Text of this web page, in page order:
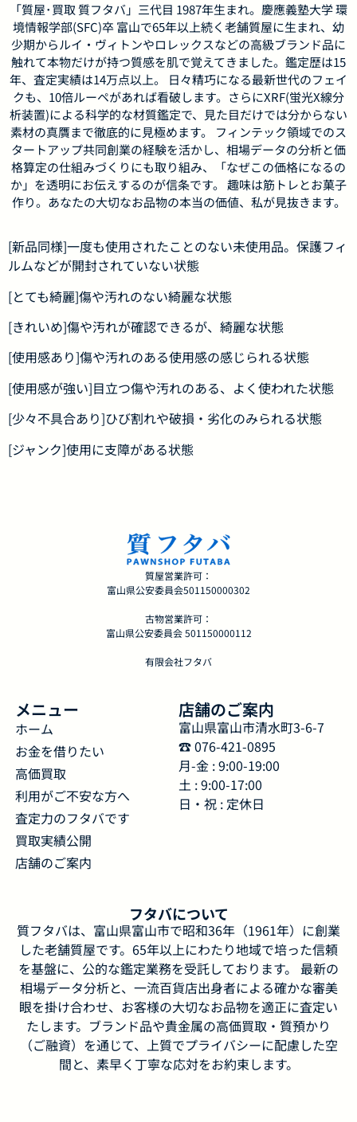
「質屋･買取 質フタバ」三代目 1987年生まれ。慶應義塾大学 環
境情報学部(SFC)卒 富山で65年以上続く老舗質屋に生まれ、幼
少期からルイ・ヴィトンやロレックスなどの高級ブランド品に
触れて本物だけが持つ質感を肌で覚えてきました。鑑定歴は15
年、査定実績は14万点以上。 日々精巧になる最新世代のフェイ
クも、10倍ルーペがあれば看破します。さらにXRF(蛍光X線分
析装置)による科学的な材質鑑定で、見た目だけでは分からない
素材の真贋まで徹底的に見極めます。 フィンテック領域でのス
タートアップ共同創業の経験を活かし、相場データの分析と価
格算定の仕組みづくりにも取り組み、「なぜこの価格になるの
か」を透明にお伝えするのが信条です。 趣味は筋トレとお菓子
作り。あなたの大切なお品物の本当の価値、私が見抜きます。
[新品同様]一度も使用されたことのない未使用品。保護フィ
ルムなどが開封されていない状態
[とても綺麗]傷や汚れのない綺麗な状態
[きれいめ]傷や汚れが確認できるが、綺麗な状態
[使用感あり]傷や汚れのある使用感の感じられる状態
[使用感が強い]目立つ傷や汚れのある、よく使われた状態
[少々不具合あり]ひび割れや破損・劣化のみられる状態
[ジャンク]使用に支障がある状態
質屋営業許可：
富山県公安委員会501150000302
古物営業許可：
富山県公安委員会 501150000112
有限会社フタバ
メニュー
ホーム
お金を借りたい
高価買取
利用がご不安な方へ
査定力のフタバです
買取実績公開
店舗のご案内
店舗のご案内
富山県富山市清水町3-6-7
☎︎ 076-421-0895
月-金 : 9:00-19:00
土 : 9:00-17:00
日・祝 : 定休日
フタバについて
質フタバは、富山県富山市で昭和36年（1961年）に創業
した老舗質屋です。65年以上にわたり地域で培った信頼
を基盤に、公的な鑑定業務を受託しております。 最新の
相場データ分析と、一流百貨店出身者による確かな審美
眼を掛け合わせ、お客様の大切なお品物を適正に査定い
たします。ブランド品や貴金属の高価買取・質預かり
（ご融資）を通じて、上質でプライバシーに配慮した空
間と、素早く丁寧な応対をお約束します。